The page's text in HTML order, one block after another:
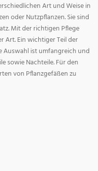
Art und Weise in
oder Nutzpflanzen. Sie sind
Mit der richtigen Pflege
Art. Ein wichtiger Teil der
Auswahl ist umfangreich und
sowie Nachteile. Für den
von Pflanzgefäßen zu